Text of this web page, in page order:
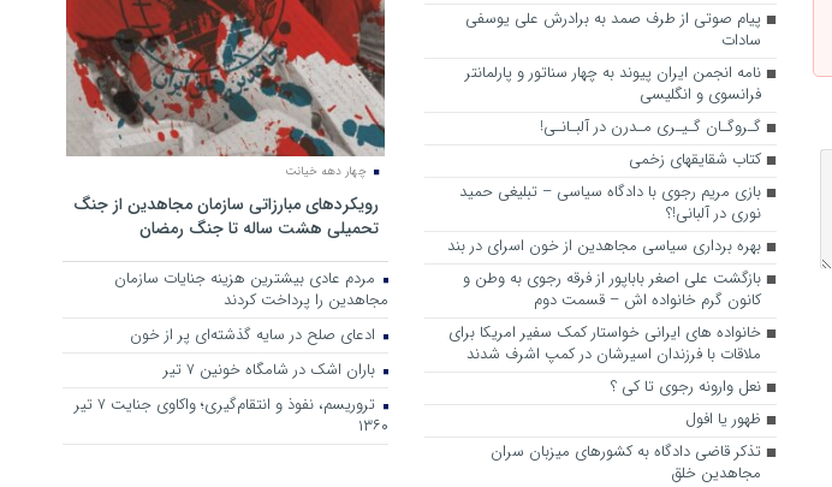
پیام صوتی از طرف صمد به برادرش علی یوسفی
سادات
نامه انجمن ایران پیوند به چهار سناتور و پارلمانتر
فرانسوی و انگلیسی
گـروگـان گـیـری مـدرن در آلبـانـی!
کتاب شقایقهای زخمی
بازی مریم رجوی با دادگاه سیاسی – تبلیغی حمید
نوری در آلبانی!؟
بهره برداری سیاسی مجاهدین از خون اسرای در بند
بازگشت علی اصغر باباپور از فرقه رجوی به وطن و
کانون گرم خانواده اش – قسمت دوم
خانواده های ایرانی خواستار کمک سفیر امریکا برای
ملاقات با فرزندان اسیرشان در کمپ اشرف شدند
نعل وارونه رجوی تا کی ؟
ظهور یا افول
تذکر قاضی دادگاه به کشورهای میزبان سران
مجاهدین خلق
چهار دهه خیانت
رویکرد‌های مبارزاتی سازمان مجاهدین از جنگ
تحمیلی هشت ساله تا جنگ رمضان
مردم عادی بیشترین هزینه جنایات سازمان
مجاهدین را پرداخت کردند
ادعای صلح در سایه گذشته‌ای پر از خون
باران اشک در شامگاه خونین 7 تیر
تروریسم، نفوذ و انتقام‌گیری؛ واکاوی جنایت ۷ تیر
۱۳۶۰